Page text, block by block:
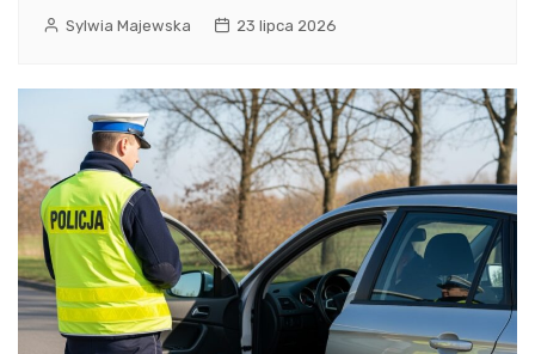
Sylwia Majewska 23 lipca 2026